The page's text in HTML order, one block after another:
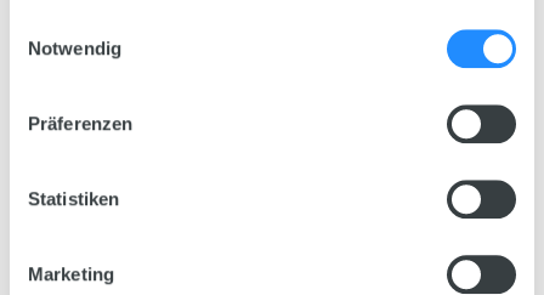
Notwendig
Präferenzen
Statistiken
Marketing
Technical Data